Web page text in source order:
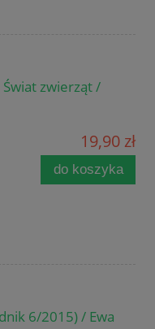
zwierząt /
19,90 zł
do koszyka
6/2015) / Ewa